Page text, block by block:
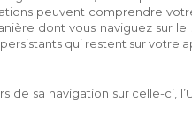
peuvent comprendre
dont vous naviguez sur
qui restent sur votre
sa navigation sur celle-ci,